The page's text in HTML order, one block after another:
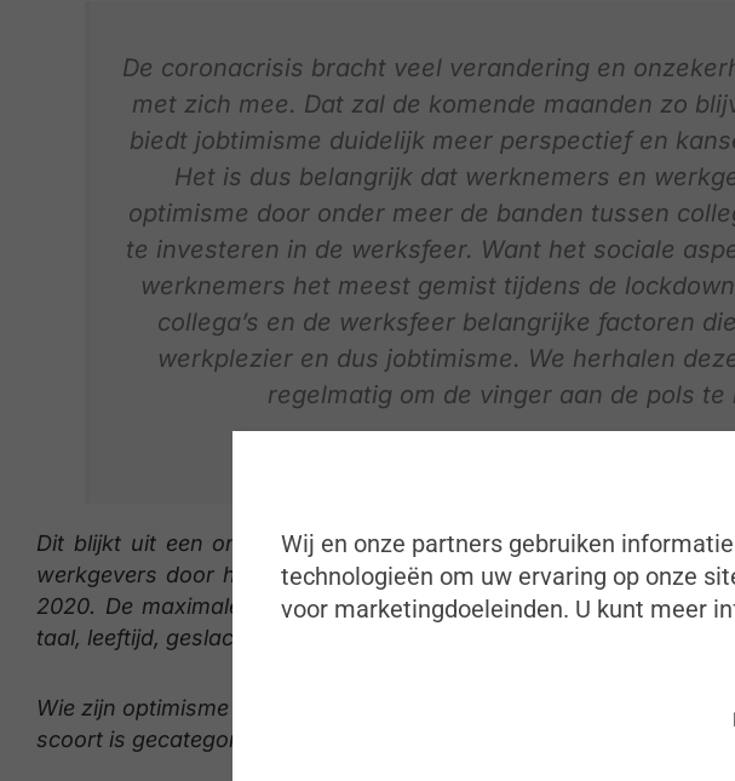
De coronacrisis bracht veel verandering en
met zich mee. Dat zal de komende maanden zo
biedt jobtimisme duidelijk meer perspectief en
Het is dus belangrijk dat werknemers en
optimisme door onder meer de banden tussen
te investeren in de werksfeer. Want het sociale
werknemers het meest gemist tijdens de
collega’s en de werksfeer belangrijke factoren
werkplezier en dus jobtimisme. We herhalen
regelmatig om de vinger aan de pols te
Dit blijkt uit een online bevraging van een representatieve
werkgevers door het onafhankelijk onderzoeksbureau iVOX in
2020. De maximale foutmarge van het onderzoek is 2,94%. De
taal, leeftijd, geslacht en diploma.
Wie zijn optimisme 8, 9 of 10/10 scoort is gecategoriseerd als
scoort is gecategoriseerd als ‘pessimist’.
Wij en onze partners gebruiken
technologieën om uw ervaring op onze
voor marketingdoeleinden. U kunt meer